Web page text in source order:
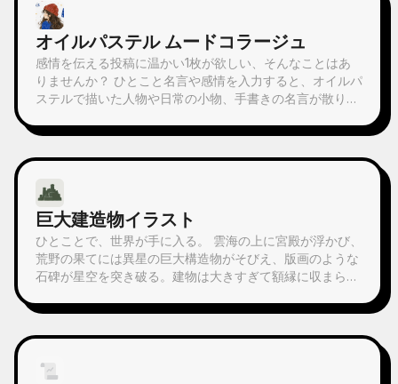
オイルパステル ムードコラージュ
感情を伝える投稿に温かい1枚が欲しい、そんなことはあ
りませんか？ ひとこと名言や感情を入力すると、オイルパ
ステルで描いた人物や日常の小物、手書きの名言が散りば
にも使えます。
巨大建造物イラスト
ひとことで、世界が手に入る。 雲海の上に宮殿が浮かび、
荒野の果てには異星の巨大構造物がそびえ、版画のような
石碑が星空を突き破る。建物は大きすぎて額縁に収まら
ークファンタジー、レトロなカバーアートなど、どんなジ